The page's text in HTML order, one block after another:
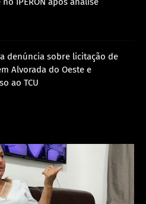
denúncia sobre licitação de
Alvorada do Oeste e
ao TCU